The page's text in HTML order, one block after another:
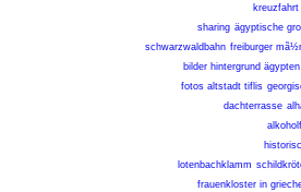
kreuzfahrt
sharing ägyptische
schwarzwaldbahn freiburger
bilder hintergrund ägypten
fotos altstadt tiflis
dachterrasse
lotenbachklamm
frauenkloster in